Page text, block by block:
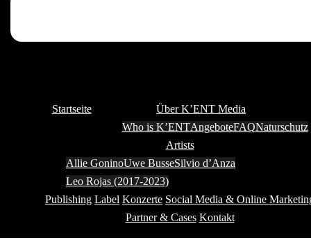
Startseite
Über K’ENT Media
Who is K’ENTAngeboteFAQNaturschutz
Artists
Allie GoninoUwe BusseSilvio d’Anza
Leo Rojas (2017-2023)
Publishing Label Konzerte Social Media & Online
Partner & Cases Kontakt